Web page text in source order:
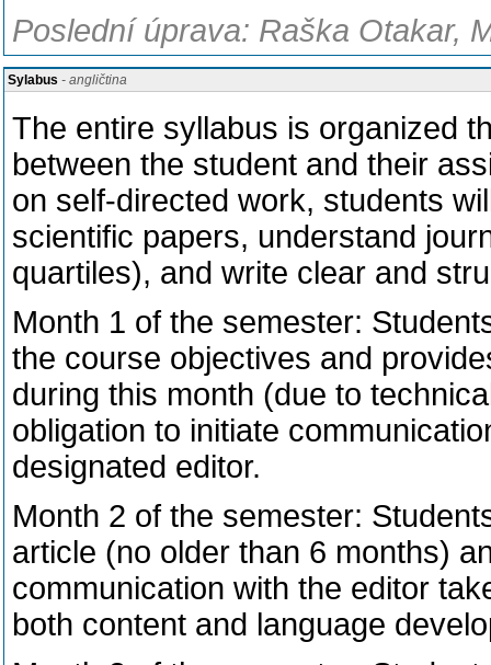
Poslední úprava: Raška Otakar,
Sylabus - angličtina
The entire syllabus is organized
between the student and their
on self-directed work, students
scientific papers, understand
quartiles), and write clear and
Month 1 of the semester:
the course objectives and
during this month (due to
obligation to initiate
designated editor.
Month 2 of the semester:
article (no older than 6 months)
communication with the editor
both content and language